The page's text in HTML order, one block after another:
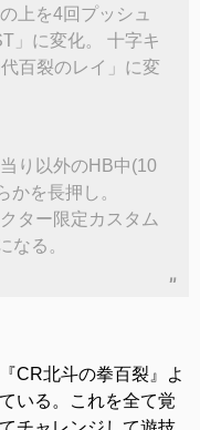
4回プッシュ
」に変化。 十字キ
百裂のレイ」に変
外のHB中(10
かを長押し。
限定カスタム
なる。
CR北斗の拳百裂』よ
いる。これを全て覚